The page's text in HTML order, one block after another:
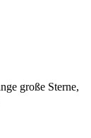
große Sterne,